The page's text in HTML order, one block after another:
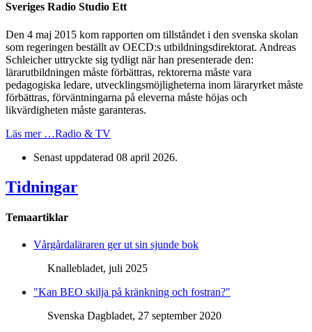
Sveriges Radio Studio Ett
Den 4 maj 2015 kom rapporten om tillståndet i den svenska skolan
som regeringen beställt av OECD:s utbildningsdirektorat. Andreas
Schleicher uttryckte sig tydligt när han presenterade den:
lärarutbildningen måste förbättras, rektorerna måste vara
pedagogiska ledare, utvecklingsmöjligheterna inom läraryrket måste
förbättras, förväntningarna på eleverna måste höjas och
likvärdigheten måste garanteras.
Läs mer …Radio & TV
Senast uppdaterad 08 april 2026.
Tidningar
Temaartiklar
Vårgårdaläraren ger ut sin sjunde bok
Knallebladet, juli 2025
"Kan BEO skilja på kränkning och fostran?"
Svenska Dagbladet, 27 september 2020